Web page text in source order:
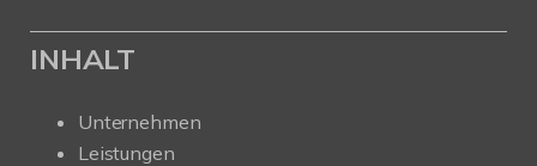
INHALT
Unternehmen
Leistungen